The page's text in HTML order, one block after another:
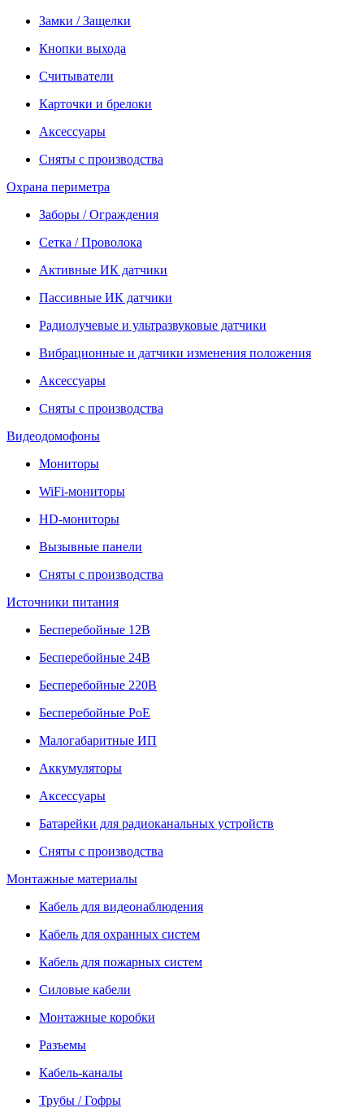
Замки / Защелки
Кнопки выхода
Считыватели
Карточки и брелоки
Аксессуары
Сняты с производства
Охрана периметра
Заборы / Ограждения
Сетка / Проволока
Активные ИК датчики
Пассивные ИК датчики
Радиолучевые и ультразвуковые датчики
Вибрационные и датчики изменения положения
Аксессуары
Сняты с производства
Видеодомофоны
Мониторы
WiFi-мониторы
HD-мониторы
Вызывные панели
Сняты с производства
Источники питания
Бесперебойные 12В
Бесперебойные 24В
Бесперебойные 220В
Бесперебойные PoE
Малогабаритные ИП
Аккумуляторы
Аксессуары
Батарейки для радиоканальных устройств
Сняты с производства
Монтажные материалы
Кабель для видеонаблюдения
Кабель для охранных систем
Кабель для пожарных систем
Силовые кабели
Монтажные коробки
Разъемы
Кабель-каналы
Трубы / Гофры